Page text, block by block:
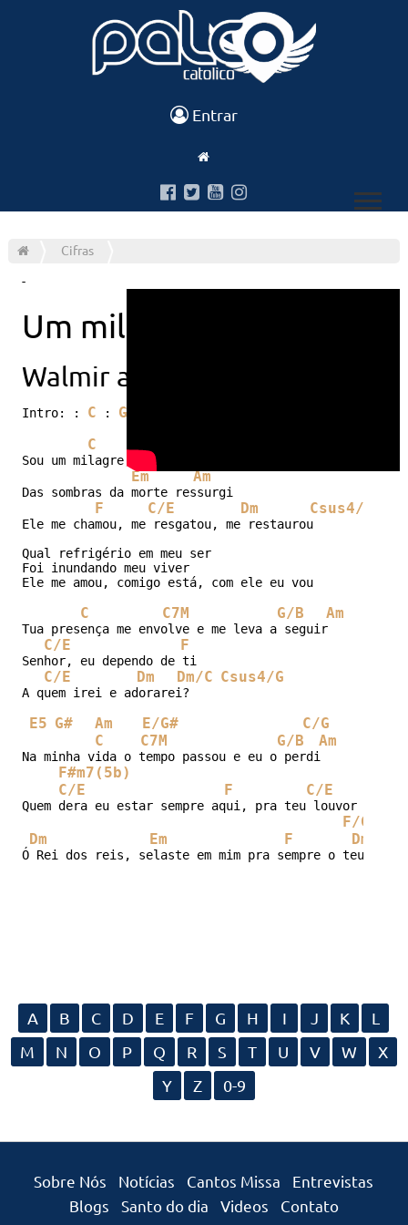
Entrar
Cifras
-
Um milagre
Walmir alencar
Intro: : C : G
C
Sou um milagre, renasci
Em Am
Das sombras da morte ressurgi
F C/E Dm Csus4/G
Ele me chamou, me resgatou, me restaurou
Qual refrigério em meu ser
Foi inundando meu viver
Ele me amou, comigo está, com ele eu vou
C C7M G/B Am
Tua presença me envolve e me leva a seguir
C/E F
Senhor, eu dependo de ti
C/E Dm Dm/C Csus4/G
A quem irei e adorarei?
E5 G# Am E/G#
C/G
C
C7M G/B Am
Na minha vida o tempo passou e eu o perdi
F#m7(5b)
C/E
F C/E
Quem dera eu estar sempre aqui, pra teu louvor
F/G
Dm
Em F Dm
Ó Rei dos reis, selaste em mim pra sempre o teu amor
A B C D E F G H I J K
L
M
N O P Q R S T U V W
X
Y
Z 0-9
Sobre Nós Notícias Cantos Missa
Entrevistas
Blogs
Santo do dia Videos Contato